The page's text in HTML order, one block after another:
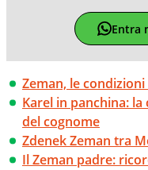
Entra
Zeman, le
Karel in panchina:
del cognome
Zdenek Zeman tra
Il Zeman padre: